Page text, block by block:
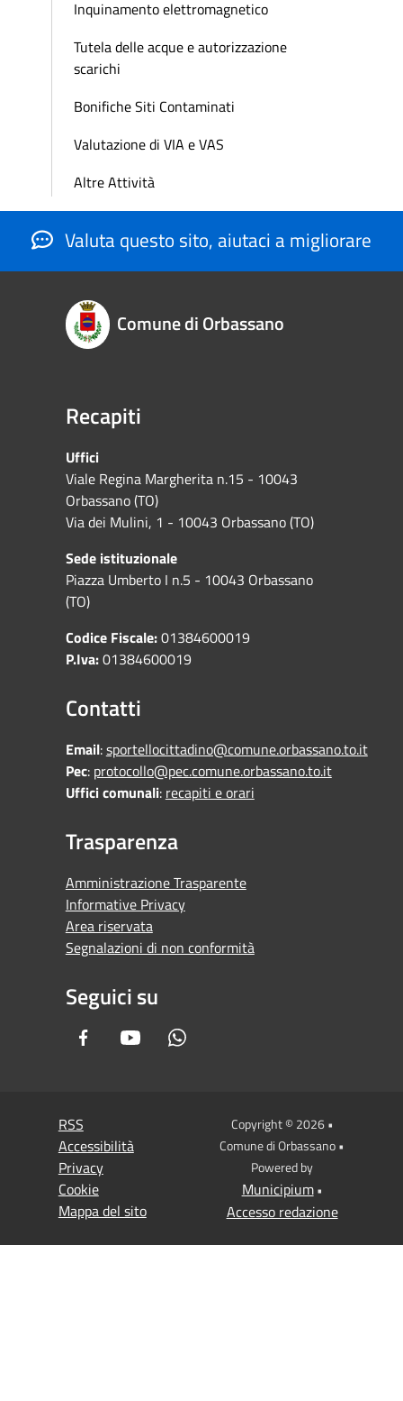
Inquinamento elettromagnetico
Tutela delle acque e autorizzazione
scarichi
Bonifiche Siti Contaminati
Valutazione di VIA e VAS
Altre Attività
Valuta questo sito, aiutaci a migliorare
Comune di Orbassano
Recapiti
Uffici
Viale Regina Margherita n.15 - 10043
Orbassano (TO)
Via dei Mulini, 1 - 10043 Orbassano (TO)
Sede istituzionale
Piazza Umberto I n.5 - 10043 Orbassano
(TO)
Codice Fiscale:01384600019
P.Iva:01384600019
Contatti
Email:sportellocittadino@comune.orbassano.to.it
Pec: protocollo@pec.comune.orbassano.to.it
Uffici comunali: recapiti e orari
Trasparenza
Amministrazione Trasparente
Informative Privacy
Area riservata
Segnalazioni di non conformità
Seguici su
FacebookYoutube
RSS
Accessibilità
Privacy
Cookie
Mappa del sito
Copyright © 2026 •
Comune di Orbassano •
Powered by
Municipium•
Accesso redazione